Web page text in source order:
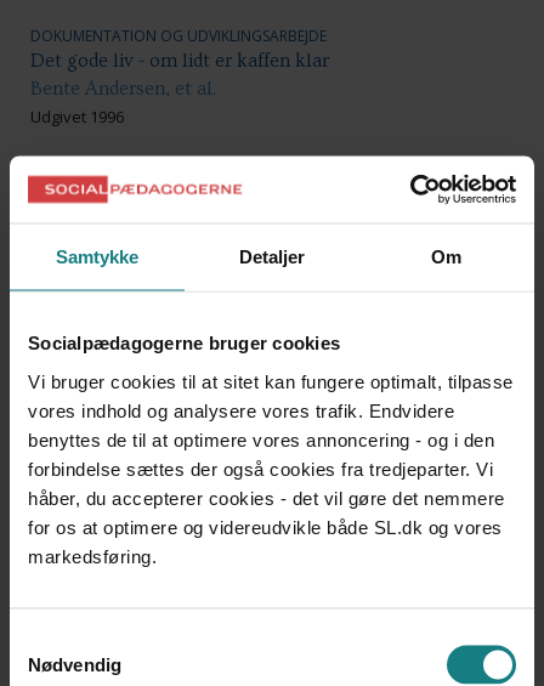
Samtykke Detaljer Om
Socialpædagogerne bruger cookies
Vi bruger cookies til at sitet kan fungere optimalt, tilpasse
vores indhold og analysere vores trafik. Endvidere
benyttes de til at optimere vores annoncering - og i den
forbindelse sættes der også cookies fra tredjeparter. Vi
håber, du accepterer cookies - det vil gøre det nemmere
for os at optimere og videreudvikle både SL.dk og vores
markedsføring.
Nødvendig
DOKUMENTATION OG UDVIKLINGSARBEJDE
Det gode liv - om lidt er kaffen klar
Bente Andersen, et al.
Udgivet 1996
Det Unge Rum – Ung og udviklingshæmmet
Amdisen (red.), et al.
"Er der nogen i den her togvogn, der kan stave til
"resurse"? - En publikation om vejledning af unge med
ordblindhed i overgangen mellem grundskole og
ungdomsuddannelse
Martin Hauerberg Olsen, Mia Finnemann Schultz
Udgivet 2010
DOKUMENTATION OG UDVIKLINGSARBEJDE
Evaluering af cirkustemaugerne på Vasebæk
DOKUMENTATION OG UDVIKLINGSARBEJDE